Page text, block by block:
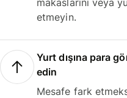
makaslarını veya
etmeyin.
Yurt dışına para
edin
Mesafe fark